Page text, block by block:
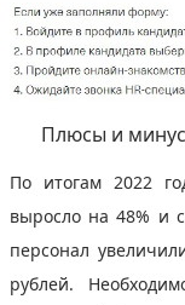
Плюсы и
По итогам 2022
выросло на 48% и
персонал
рублей.